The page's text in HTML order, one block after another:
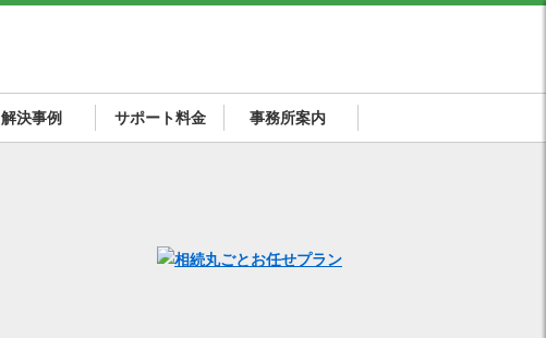
解決事例 サポート料金 事務所案内